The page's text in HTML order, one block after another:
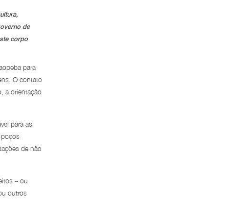
de
corpo
para
O contato
a orientação
para as
poços
de não
– ou
outros